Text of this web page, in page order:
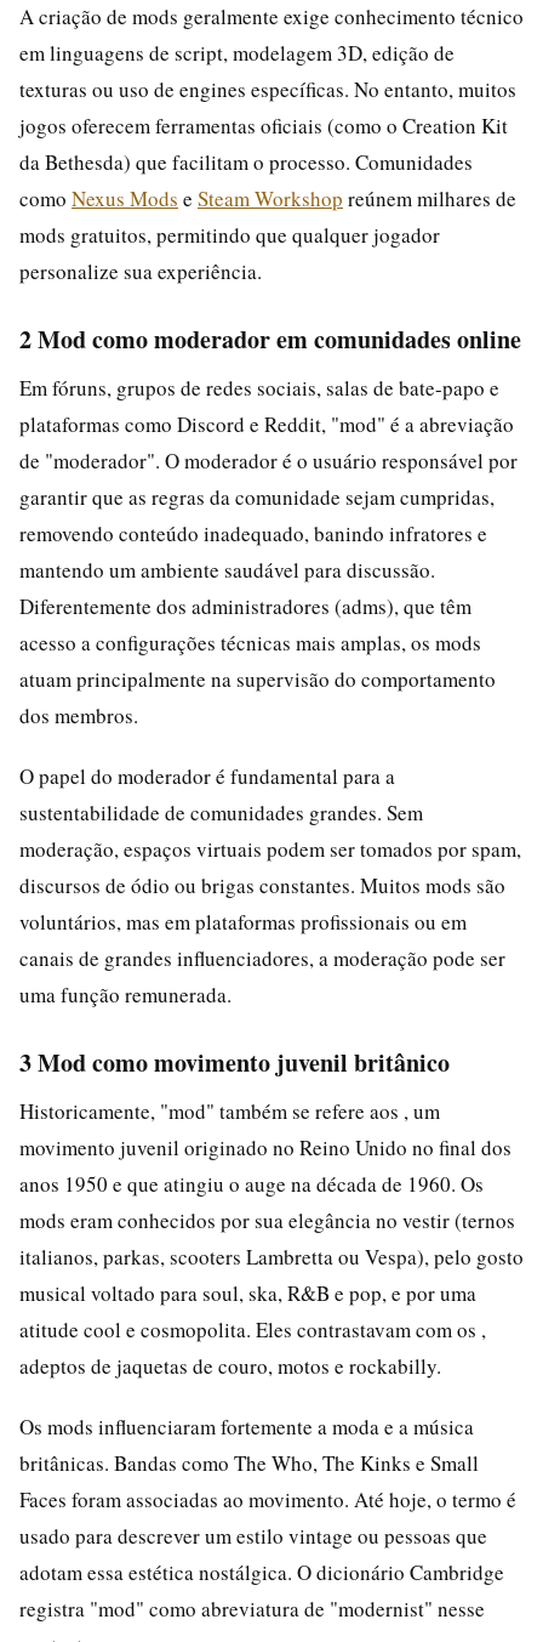
A criação de mods geralmente exige conhecimento técnico
em linguagens de script, modelagem 3D, edição de
texturas ou uso de engines específicas. No entanto, muitos
jogos oferecem ferramentas oficiais (como o Creation Kit
da Bethesda) que facilitam o processo. Comunidades
como Nexus Mods e Steam Workshop reúnem milhares de
mods gratuitos, permitindo que qualquer jogador
personalize sua experiência.
2 Mod como moderador em comunidades online
Em fóruns, grupos de redes sociais, salas de bate-papo e
plataformas como Discord e Reddit, "mod" é a abreviação
de "moderador". O moderador é o usuário responsável por
garantir que as regras da comunidade sejam cumpridas,
removendo conteúdo inadequado, banindo infratores e
mantendo um ambiente saudável para discussão.
Diferentemente dos administradores (adms), que têm
acesso a configurações técnicas mais amplas, os mods
atuam principalmente na supervisão do comportamento
dos membros.
O papel do moderador é fundamental para a
sustentabilidade de comunidades grandes. Sem
moderação, espaços virtuais podem ser tomados por spam,
discursos de ódio ou brigas constantes. Muitos mods são
voluntários, mas em plataformas profissionais ou em
canais de grandes influenciadores, a moderação pode ser
uma função remunerada.
3 Mod como movimento juvenil britânico
Historicamente, "mod" também se refere aos , um
movimento juvenil originado no Reino Unido no final dos
anos 1950 e que atingiu o auge na década de 1960. Os
mods eram conhecidos por sua elegância no vestir (ternos
italianos, parkas, scooters Lambretta ou Vespa), pelo gosto
musical voltado para soul, ska, R&B e pop, e por uma
atitude cool e cosmopolita. Eles contrastavam com os ,
adeptos de jaquetas de couro, motos e rockabilly.
Os mods influenciaram fortemente a moda e a música
britânicas. Bandas como The Who, The Kinks e Small
Faces foram associadas ao movimento. Até hoje, o termo é
usado para descrever um estilo vintage ou pessoas que
adotam essa estética nostálgica. O dicionário Cambridge
registra "mod" como abreviatura de "modernist" nesse